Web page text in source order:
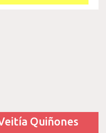
Quiñones